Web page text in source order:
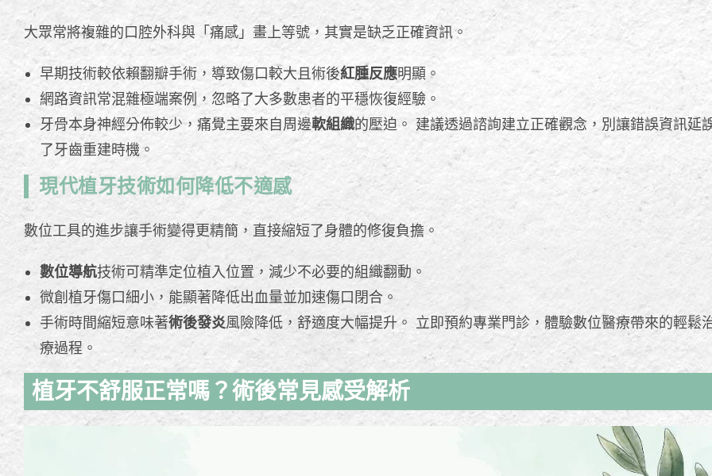
大眾常將複雜的口腔外科與「痛感」畫上等號，其實是缺乏正確資訊。
早期技術較依賴翻瓣手術，導致傷口較大且術後紅腫反應明顯。
網路資訊常混雜極端案例，忽略了大多數患者的平穩恢復經驗。
牙骨本身神經分佈較少，痛覺主要來自周邊軟組織的壓迫。 建議透過諮詢建立正確觀念，別讓錯誤資訊延
了牙齒重建時機。
現代植牙技術如何降低不適感
數位工具的進步讓手術變得更精簡，直接縮短了身體的修復負擔。
數位導航技術可精準定位植入位置，減少不必要的組織翻動。
微創植牙傷口細小，能顯著降低出血量並加速傷口閉合。
手術時間縮短意味著術後發炎風險降低，舒適度大幅提升。 立即預約專業門診，體驗數位醫療帶來的輕鬆
療過程。
植牙不舒服正常嗎？術後常見感受解析